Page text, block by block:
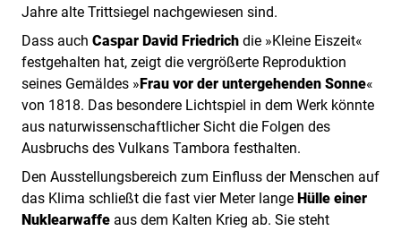
Jahre alte Trittsiegel nachgewiesen sind.
Dass auch Caspar David Friedrich die »Kleine Eiszeit«
festgehalten hat, zeigt die vergrößerte Reproduktion
seines Gemäldes »Frau vor der untergehenden Sonne«
von 1818. Das besondere Lichtspiel in dem Werk könnte
aus naturwissenschaftlicher Sicht die Folgen des
Ausbruchs des Vulkans Tambora festhalten.
Den Ausstellungsbereich zum Einfluss der Menschen auf
das Klima schließt die fast vier Meter lange Hülle einer
Nuklearwaffe aus dem Kalten Krieg ab. Sie steht